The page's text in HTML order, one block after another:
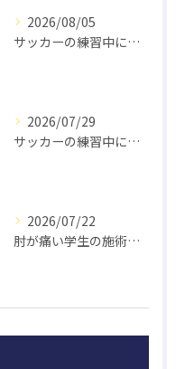
2026/08/05
サッカーの練習中に指を突き指して怪我した学生の初回対応と施術 大鳥居にある整骨院
2026/07/29
サッカーの練習中に足の怪我をした学生の初回対応と施術 大鳥居にある整骨院
2026/07/22
肘が痛い学生の施術 大鳥居にある整骨院